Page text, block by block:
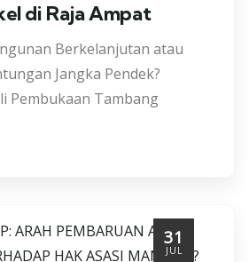
di Raja Ampat
Berkelanjutan atau
Jangka Pendek?
Pembukaan Tambang
31
JUL